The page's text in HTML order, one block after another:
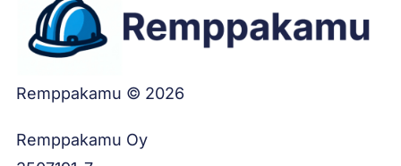
Remppakamu © 2026
Remppakamu Oy